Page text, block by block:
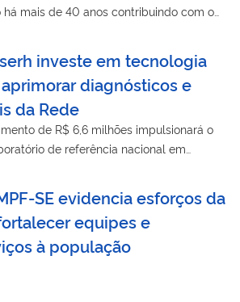
há mais de 40 anos contribuindo com o
investe em tecnologia
diagnósticos e
da Rede
de R$ 6,6 milhões impulsionará o
de referência nacional em
SE evidencia esforços da
equipes e
à população